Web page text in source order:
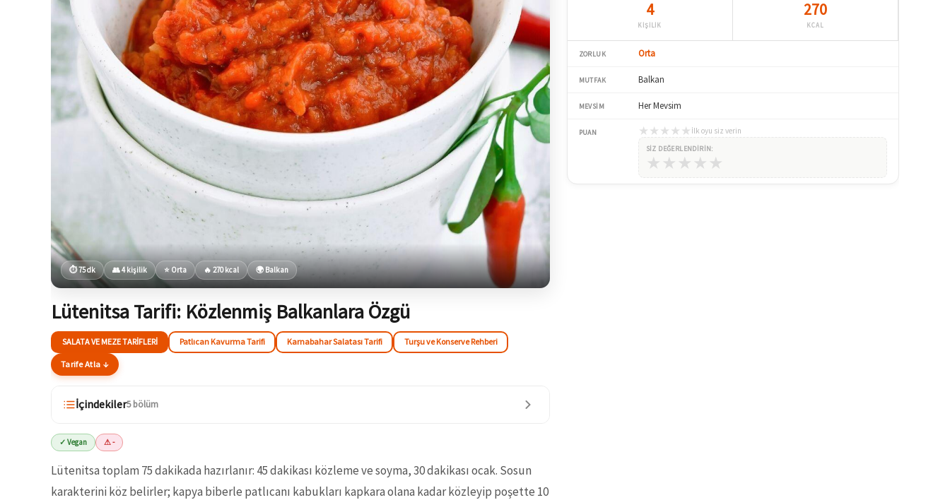
⏱ 75 dk 👥 4 kişilik ⭐ Orta 🔥 270 kcal 🌍 Balkan
Lütenitsa Tarifi: Közlenmiş Balkanlara Özgü
SALATA VE MEZE TARIFLERI Patlıcan Kavurma Tarifi Karnabahar Salatası Tarifi Turşu ve Konserve Rehberi
Tarife Atla ↓
İçindekiler5 bölüm
✓ Vegan ⚠ -
Lütenitsa toplam 75 dakikada hazırlanır: 45 dakikası közleme ve soyma, 30 dakikası ocak. Sosun
karakterini köz belirler; kapya biberle patlıcanı kabukları kapkara olana kadar közleyip poşette 10
4
KİŞİLİK
270
KCAL
ZORLUK Orta
MUTFAK Balkan
MEVSIM Her Mevsim
PUAN ★ ★ ★ ★ ★ İlk oyu siz verin
SIZ DEĞERLENDIRIN:
★ ★ ★ ★ ★